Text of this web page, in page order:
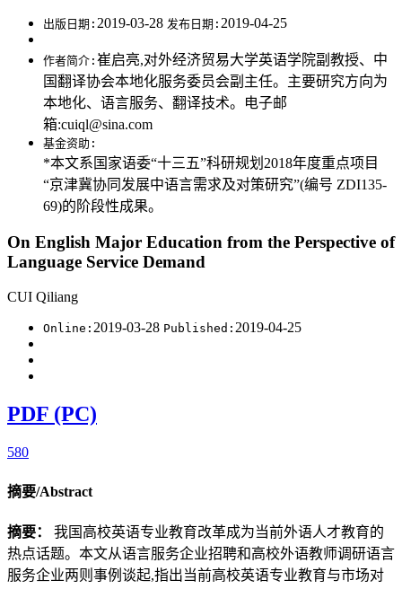
出版日期: 2019-03-28 发布日期: 2019-04-25
作者简介: 崔启亮,对外经济贸易大学英语学院副教授、中
国翻译协会本地化服务委员会副主任。主要研究方向为
本地化、语言服务、翻译技术。电子邮
箱:cuiql@sina.com
基金资助:
*本文系国家语委“十三五”科研规划2018年度重点项目
“京津冀协同发展中语言需求及对策研究”(编号 ZDI135-
69)的阶段性成果。
On English Major Education from the Perspective of
Language Service Demand
CUI Qiliang
Online: 2019-03-28 Published: 2019-04-25
PDF (PC)
580
摘要/Abstract
摘要： 我国高校英语专业教育改革成为当前外语人才教育的
热点话题。本文从语言服务企业招聘和高校外语教师调研语言
服务企业两则事例谈起,指出当前高校英语专业教育与市场对